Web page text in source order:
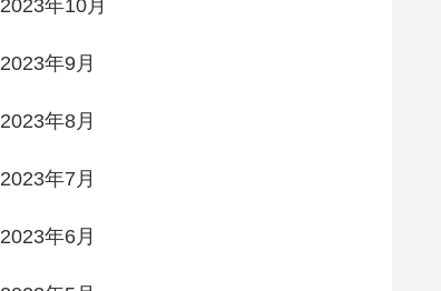
2023年10月
2023年9月
2023年8月
2023年7月
2023年6月